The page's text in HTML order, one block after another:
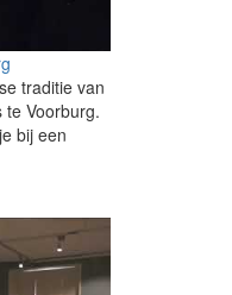
traditie van
Voorburg.
bij een